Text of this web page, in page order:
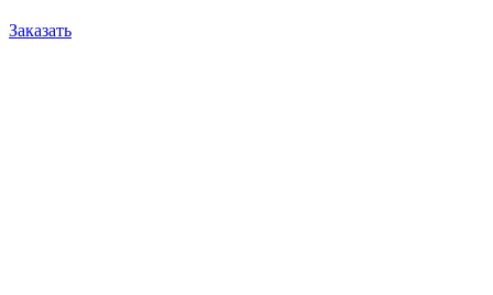
Заказать